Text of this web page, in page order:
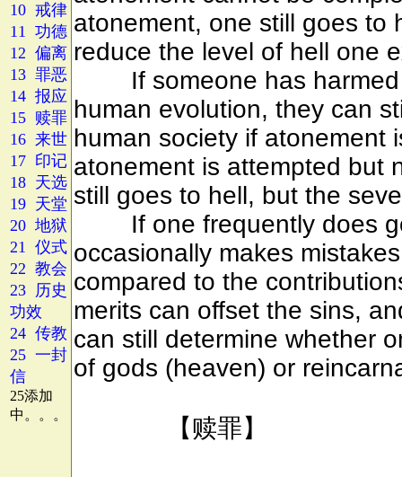
10 戒律
11 功德
12 偏离
13 罪恶
14 报应
15 赎罪
16 来世
17 印记
18 天选
19 天堂
20 地狱
21 仪式
22 教会
23 历史
功效
24 传教
25 一封
信
25添加
中。。。